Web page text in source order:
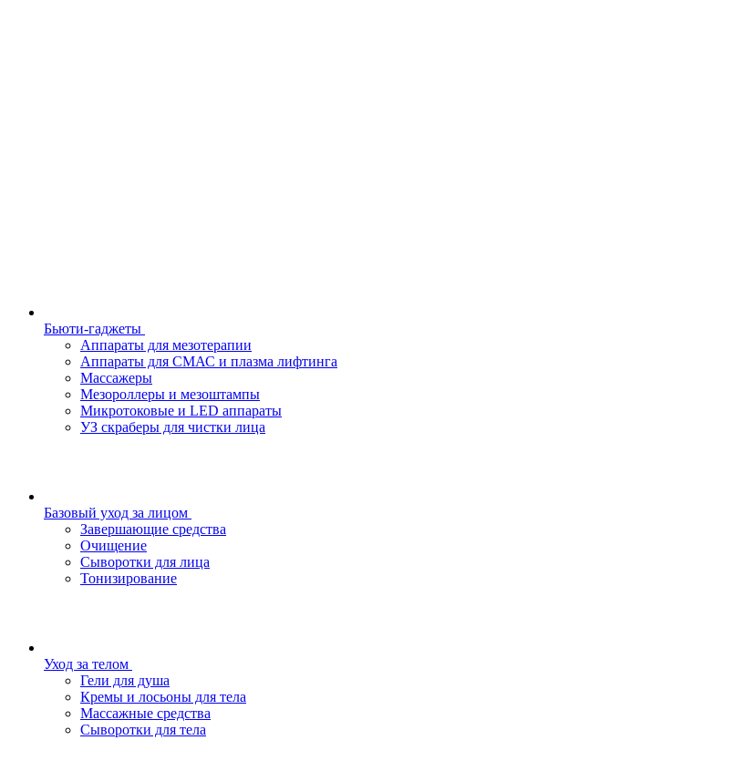
Бьюти-гаджеты
Аппараты для мезотерапии
Аппараты для СМАС и плазма лифтинга
Массажеры
Мезороллеры и мезоштампы
Микротоковые и LED аппараты
УЗ скраберы для чистки лица
Базовый уход за лицом
Завершающие средства
Очищение
Сыворотки для лица
Тонизирование
Уход за телом
Гели для душа
Кремы и лосьоны для тела
Массажные средства
Сыворотки для тела